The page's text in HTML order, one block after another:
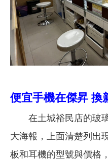
便宜手機在傑昇 換
在土城裕民店的玻璃
大海報，上面清楚列出
板和耳機的型號與價格